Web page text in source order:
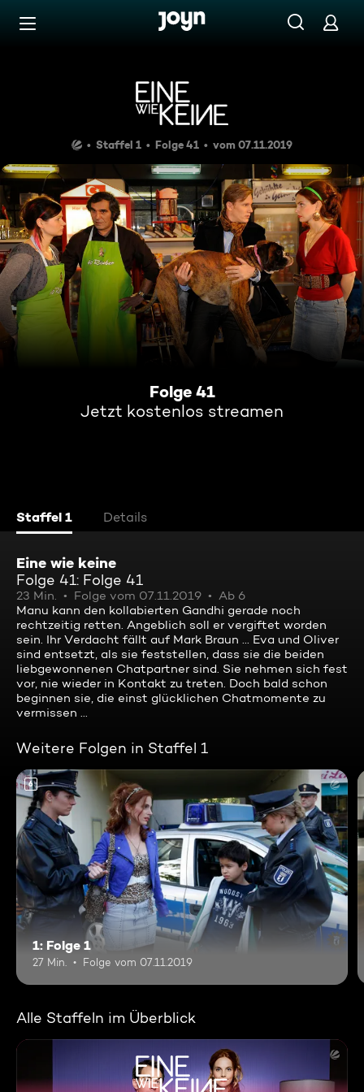
Zum Inhalt springen
Folge 41
Staffel 1 Folge 41 vom 07.11.2019
Folge 41
Jetzt kostenlos streamen
Staffel 1 Details
Eine wie keine
Folge 41: Folge 41
23 Min. Folge vom 07.11.2019
Ab 6
Manu kann den kollabierten Gandhi gerade noch
rechtzeitig retten. Angeblich soll er vergiftet worden
sein. Ihr Verdacht fällt auf Mark Braun ... Eva und Oliver
sind entsetzt, als sie feststellen, dass sie die beiden
liebgewonnenen Chatpartner sind. Sie nehmen sich fest
vor, nie wieder in Kontakt zu treten. Doch bald schon
beginnen sie, die einst glücklichen Chatmomente zu
vermissen ...
Weitere Folgen in Staffel 1
6
1: Folge 1
27 Min. Folge vom 07.11.2019
Alle Staffeln im Überblick